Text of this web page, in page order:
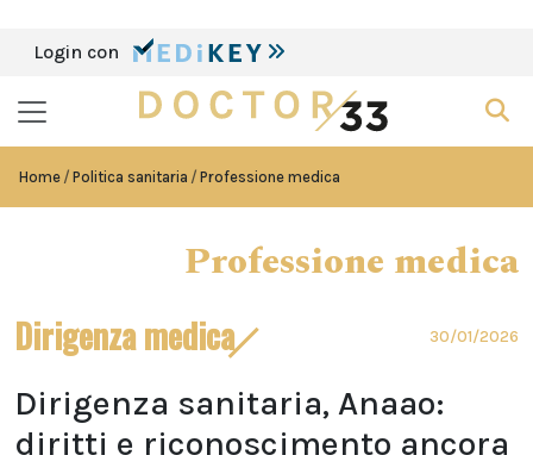
Login con
Home Politica sanitaria Professione medica
Professione medica
Dirigenza medica 30/01/2026
Dirigenza sanitaria, Anaao:
diritti e riconoscimento ancora